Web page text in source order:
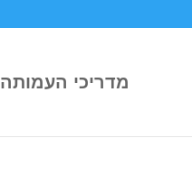
מדריכי העמותה